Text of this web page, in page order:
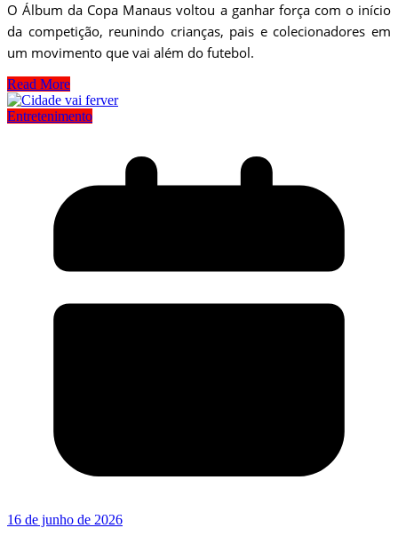
O Álbum da Copa Manaus voltou a ganhar força com o início
da competição, reunindo crianças, pais e colecionadores em
um movimento que vai além do futebol.
Read More
Entretenimento
16 de junho de 2026